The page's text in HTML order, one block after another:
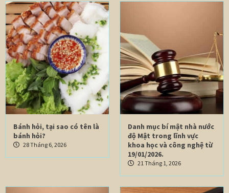
Bánh hỏi, tại sao có tên là
bánh hỏi?
28 Tháng 6, 2026
Danh mục bí mật nhà nước
độ Mật trong lĩnh vực
khoa học và công nghệ từ
19/01/2026.
21 Tháng 1, 2026